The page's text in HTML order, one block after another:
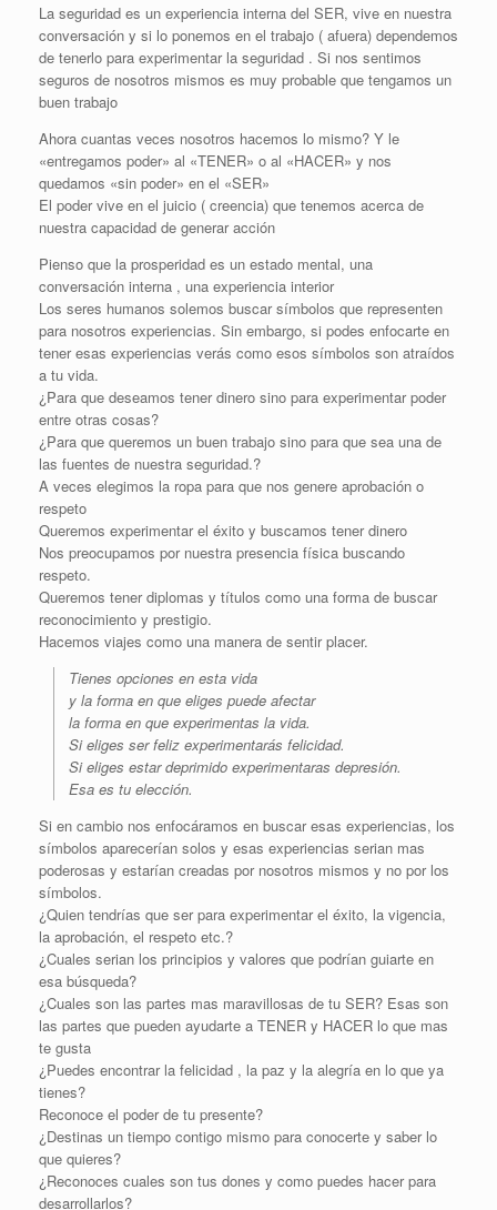
La seguridad es un experiencia interna del SER, vive en nuestra
conversación y si lo ponemos en el trabajo ( afuera) dependemos
de tenerlo para experimentar la seguridad . Si nos sentimos
seguros de nosotros mismos es muy probable que tengamos un
buen trabajo
Ahora cuantas veces nosotros hacemos lo mismo? Y le
«entregamos poder» al «TENER» o al «HACER» y nos
quedamos «sin poder» en el «SER»
El poder vive en el juicio ( creencia) que tenemos acerca de
nuestra capacidad de generar acción
Pienso que la prosperidad es un estado mental, una
conversación interna , una experiencia interior
Los seres humanos solemos buscar símbolos que representen
para nosotros experiencias. Sin embargo, si podes enfocarte en
tener esas experiencias verás como esos símbolos son atraídos
a tu vida.
¿Para que deseamos tener dinero sino para experimentar poder
entre otras cosas?
¿Para que queremos un buen trabajo sino para que sea una de
las fuentes de nuestra seguridad.?
A veces elegimos la ropa para que nos genere aprobación o
respeto
Queremos experimentar el éxito y buscamos tener dinero
Nos preocupamos por nuestra presencia física buscando
respeto.
Queremos tener diplomas y títulos como una forma de buscar
reconocimiento y prestigio.
Hacemos viajes como una manera de sentir placer.
Tienes opciones en esta vida
y la forma en que eliges puede afectar
la forma en que experimentas la vida.
Si eliges ser feliz experimentarás felicidad.
Si eliges estar deprimido experimentaras depresión.
Esa es tu elección.
Si en cambio nos enfocáramos en buscar esas experiencias, los
símbolos aparecerían solos y esas experiencias serian mas
poderosas y estarían creadas por nosotros mismos y no por los
símbolos.
¿Quien tendrías que ser para experimentar el éxito, la vigencia,
la aprobación, el respeto etc.?
¿Cuales serian los principios y valores que podrían guiarte en
esa búsqueda?
¿Cuales son las partes mas maravillosas de tu SER? Esas son
las partes que pueden ayudarte a TENER y HACER lo que mas
te gusta
¿Puedes encontrar la felicidad , la paz y la alegría en lo que ya
tienes?
Reconoce el poder de tu presente?
¿Destinas un tiempo contigo mismo para conocerte y saber lo
que quieres?
¿Reconoces cuales son tus dones y como puedes hacer para
desarrollarlos?